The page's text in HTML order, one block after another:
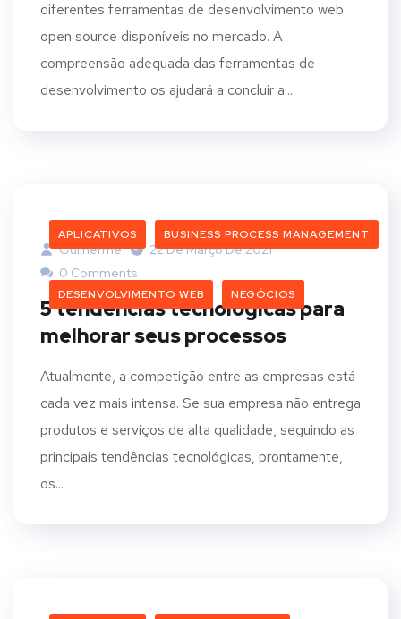
diferentes ferramentas de desenvolvimento web
open source disponíveis no mercado. A
compreensão adequada das ferramentas de
desenvolvimento os ajudará a concluir a...
APLICATIVOS BUSINESS PROCESS MANAGEMENT
DESENVOLVIMENTO WEB NEGÓCIOS
Guilherme
22 De Março De 2021
0 Comments
5 tendências tecnológicas para
melhorar seus processos
Atualmente, a competição entre as empresas está
cada vez mais intensa. Se sua empresa não entrega
produtos e serviços de alta qualidade, seguindo as
principais tendências tecnológicas, prontamente,
os...